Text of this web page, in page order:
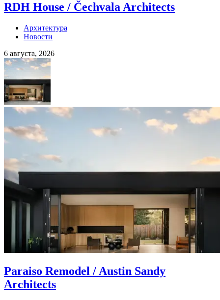
RDH House / Čechvala Architects
Архитектура
Новости
6 августа, 2026
Paraiso Remodel / Austin Sandy
Architects